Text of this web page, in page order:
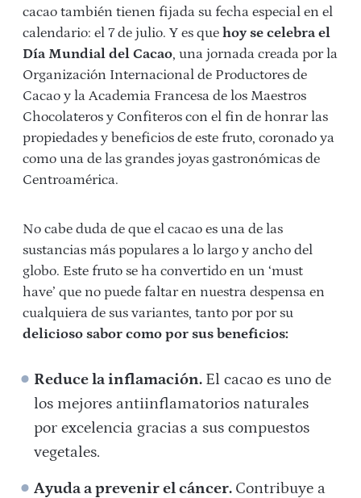
cacao también tienen fijada su fecha especial en el
calendario: el 7 de julio. Y es que hoy se celebra el
Día Mundial del Cacao, una jornada creada por la
Organización Internacional de Productores de
Cacao y la Academia Francesa de los Maestros
Chocolateros y Confiteros con el fin de honrar las
propiedades y beneficios de este fruto, coronado ya
como una de las grandes joyas gastronómicas de
Centroamérica.
No cabe duda de que el cacao es una de las
sustancias más populares a lo largo y ancho del
globo. Este fruto se ha convertido en un ‘must
have’ que no puede faltar en nuestra despensa en
cualquiera de sus variantes, tanto por por su
delicioso sabor como por sus beneficios:
Reduce la inflamación. El cacao es uno de
los mejores antiinflamatorios naturales
por excelencia gracias a sus compuestos
vegetales.
Ayuda a prevenir el cáncer. Contribuye a